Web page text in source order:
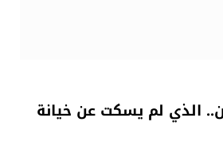
الذي لم يسكت عن خيانة